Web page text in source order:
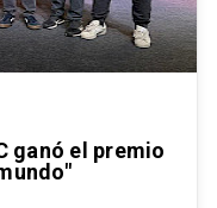
ganó el premio